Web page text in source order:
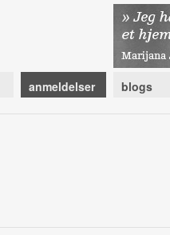
anmeldelser blogs